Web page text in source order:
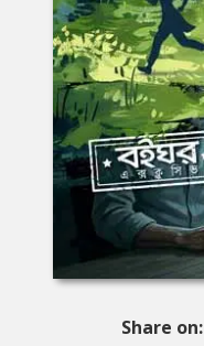
Share on: